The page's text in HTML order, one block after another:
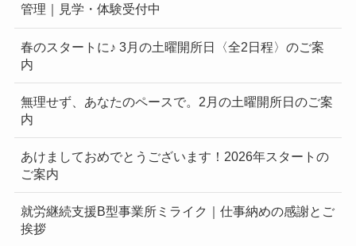
管理｜見学・体験受付中
春のスタートに♪ 3月の土曜開所日〈全2日程〉のご案
内
無理せず、あなたのペースで。2月の土曜開所日のご案
内
あけましておめでとうございます！2026年スタートの
ご案内
就労継続支援B型事業所ミライク｜仕事納めの感謝とご
挨拶